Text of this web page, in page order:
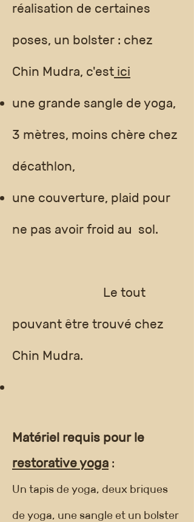
réalisation de certaines
poses, un bolster : chez
Chin Mudra, c'est ici
une grande sangle de yoga,
3 mètres, moins chère chez
décathlon,
une couverture, plaid pour
ne pas avoir froid au sol.
Le tout
pouvant être trouvé chez
Chin Mudra.
Matériel requis pour le
restorative yoga :
Un tapis de yoga, deux briques
de yoga, une sangle et un bolster